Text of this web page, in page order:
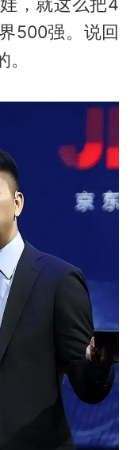
500强。说回